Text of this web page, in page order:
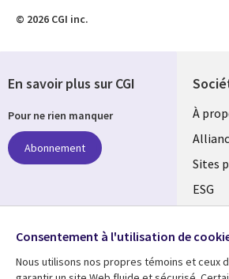
© 2026 CGI inc.
À
Sites
ESG
Salle
En savoir plus sur CGI
Pour ne rien manquer
Abonnement
Suivez-nous
Social
Consentement à l'utilisation de
Nous utilisons nos propres témoins et ceux